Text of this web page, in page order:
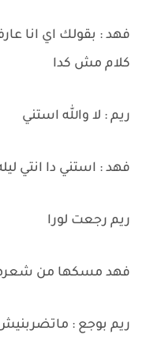
فهد : بقولك اي انا
كلام مش كدا
ريم : لا والله استني
فهد : استني دا انتي
ريم رجعت لورا
فهد مسكها من
ريم بوجع :